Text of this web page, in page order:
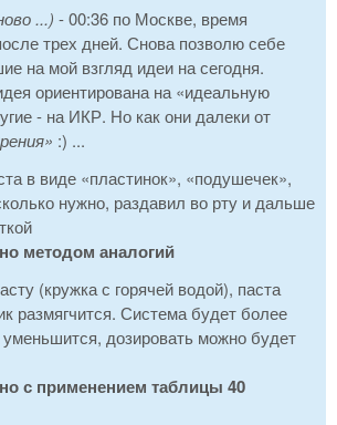
...) - 00:36 по Москве, время
трех дней. Снова позволю себе
на мой взгляд идеи на сегодня.
ориентирована на «идеальную
- на ИКР. Но как они далеки от
:) ...
в виде «пластинок», «подушечек»,
нужно, раздавил во рту и дальше
методом аналогий
(кружка с горячей водой), паста
размягчится. Система будет более
дозировать можно будет
с применением таблицы 40